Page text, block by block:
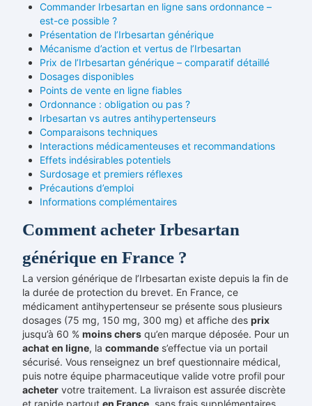
Commander Irbesartan en ligne sans ordonnance –
est-ce possible ?
Présentation de l’Irbesartan générique
Mécanisme d’action et vertus de l’Irbesartan
Prix de l’Irbesartan générique – comparatif détaillé
Dosages disponibles
Points de vente en ligne fiables
Ordonnance : obligation ou pas ?
Irbesartan vs autres antihypertenseurs
Comparaisons techniques
Interactions médicamenteuses et recommandations
Effets indésirables potentiels
Surdosage et premiers réflexes
Précautions d’emploi
Informations complémentaires
Comment acheter Irbesartan
générique en France ?
La version générique de l’Irbesartan existe depuis la fin de
la durée de protection du brevet. En France, ce
médicament antihypertenseur se présente sous plusieurs
dosages (75 mg, 150 mg, 300 mg) et affiche des prix
jusqu’à 60 % moins chers qu’en marque déposée. Pour un
achat en ligne, la commande s’effectue via un portail
sécurisé. Vous renseignez un bref questionnaire médical,
puis notre équipe pharmaceutique valide votre profil pour
acheter votre traitement. La livraison est assurée discrète